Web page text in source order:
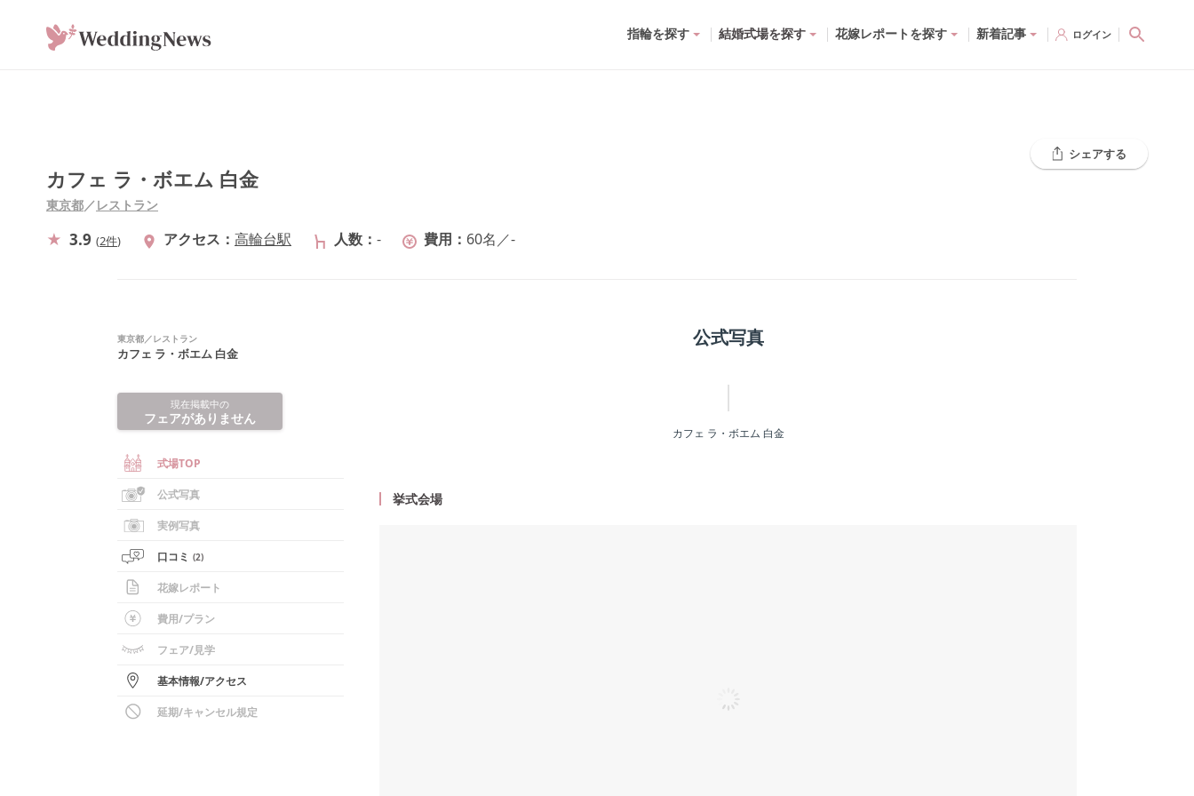
指輪を探す 結婚式場を探す 花嫁レポートを探す 新着記事 ログイン
カフェ ラ・ボエム 白金
東京都／レストラン
3.9 (2件) アクセス 高輪台駅 人数 - 費用 60名 ／-
シェアする
東京都／レストラン
カフェ ラ・ボエム 白金
現在掲載中の
フェアがありません
式場TOP
公式写真
実例写真
口コミ (2)
花嫁レポート
費用/プラン
フェア/見学
基本情報/アクセス
延期/キャンセル規定
公式写真
カフェ ラ・ボエム 白金
挙式会場